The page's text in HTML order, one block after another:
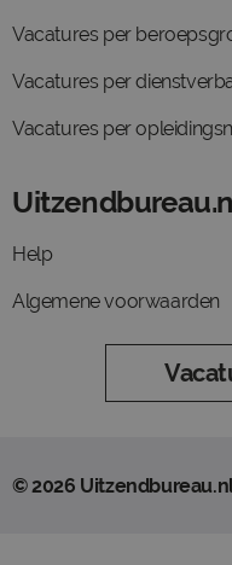
Vacatures per
Vacatures per
Vacatures per
Help
Algemene voorwaarden
© 2026